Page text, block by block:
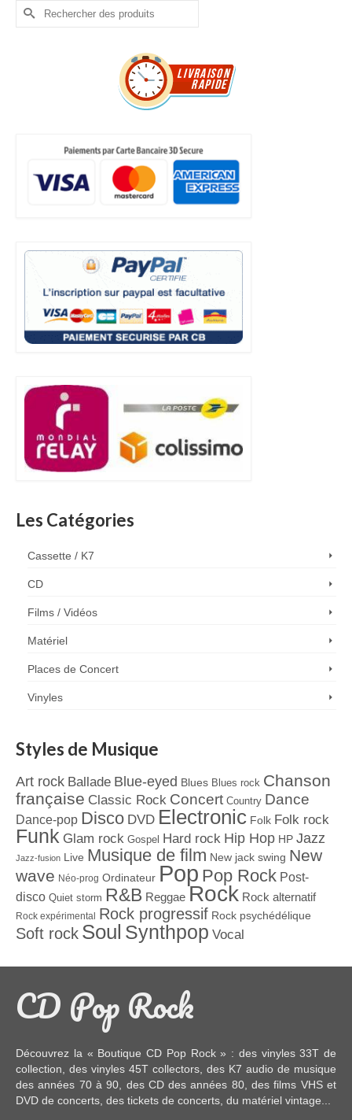
Rechercher :
Les Catégories
Cassette / K7
CD
Films / Vidéos
Matériel
Places de Concert
Vinyles
Styles de Musique
Art rock Ballade Blue-eyed Blues Blues rock Chanson
française Classic Rock Concert Country Dance
Dance-pop Disco DVD Electronic Folk Folk rock
Funk Glam rock Gospel Hard rock Hip Hop HP Jazz
Jazz-fusion Live Musique de film New jack swing New
wave Néo-prog Ordinateur Pop Pop Rock Post-
disco Quiet storm R&B Reggae Rock Rock alternatif
Rock expérimental Rock progressif Rock psychédélique
Soft rock Soul Synthpop Vocal
CD Pop Rock
Découvrez la « Boutique CD Pop Rock » : des vinyles 33T de
collection, des vinyles 45T collectors, des K7 audio de musique
des années 70 à 90, des CDdes années 80, desfilms VHS et
DVD de concerts, des tickets de concerts , du matériel vintage